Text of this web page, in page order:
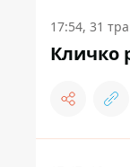
17:54, 31
Кличко